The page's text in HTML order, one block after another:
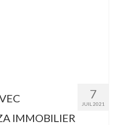
7
JUIL 2021
IMMOBILIER